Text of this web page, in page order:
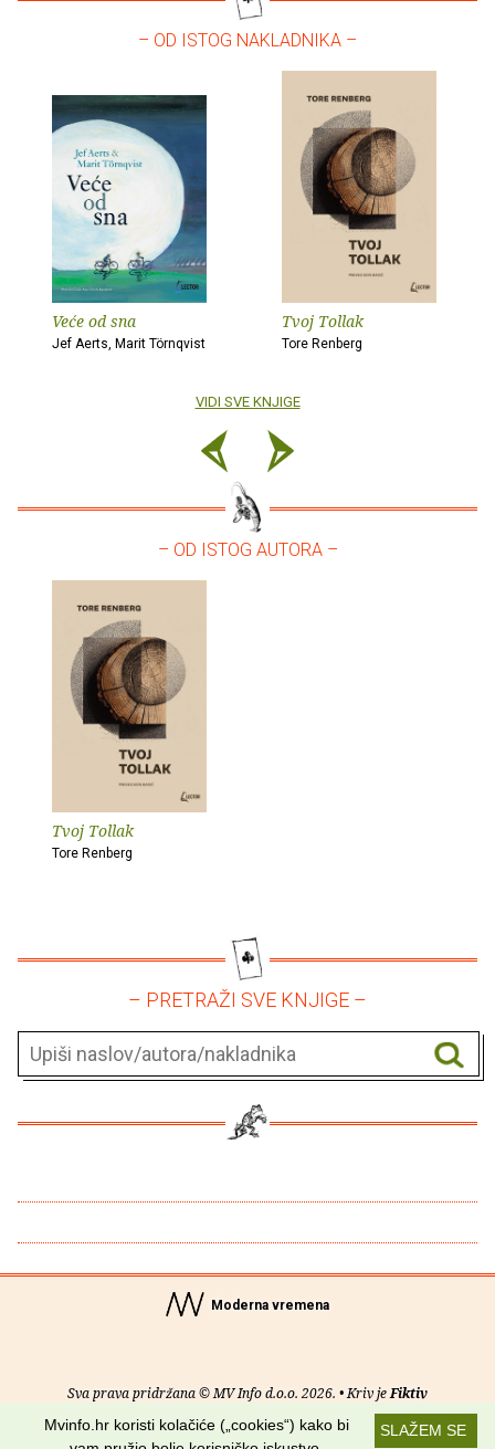
– OD ISTOG NAKLADNIKA –
Veće od sna
Jef Aerts, Marit Törnqvist
Tvoj Tollak
Tore Renberg
VIDI SVE KNJIGE
– OD ISTOG AUTORA –
Tvoj Tollak
Tore Renberg
– PRETRAŽI SVE KNJIGE –
Moderna vremena
Sva prava pridržana © MV Info d.o.o. 2026. • Kriv jeFiktiv
Uvjeti korištenja RSS kanaliSLAŽEM SE
Mvinfo.hr koristi kolačiće („cookies“) kako bi